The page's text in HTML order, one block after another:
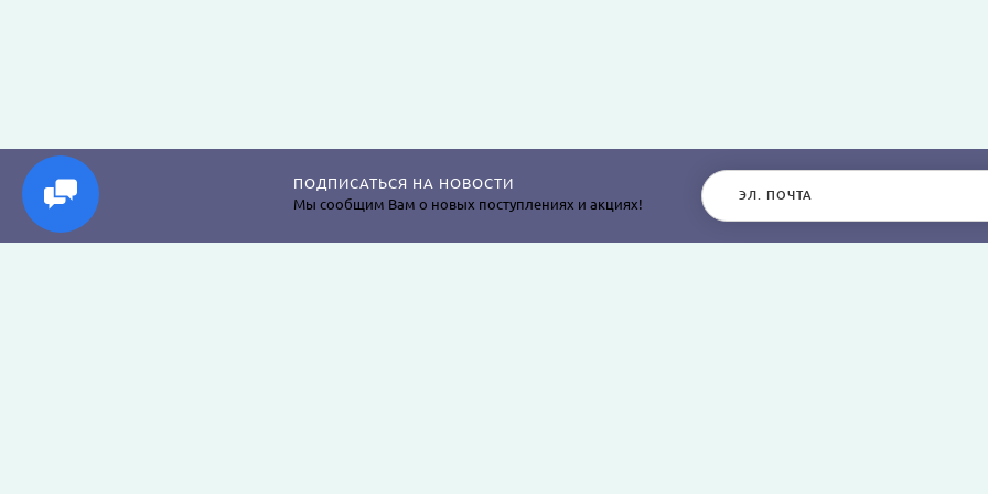
ПОДПИСАТЬСЯ НА НОВОСТИ
Мы сообщим Вам о новых поступлениях и акциях!